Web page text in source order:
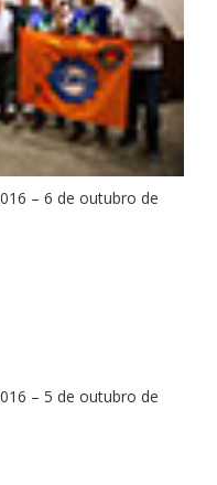
– 6 de outubro de
– 5 de outubro de